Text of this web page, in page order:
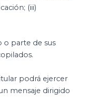
(iii)
o parte de sus
podrá ejercer
mensaje dirigido